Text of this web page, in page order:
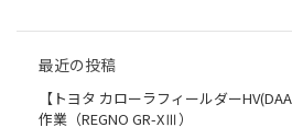
最近の投稿
【トヨタ カローラフィールダー
作業（REGNO GR-XⅢ）